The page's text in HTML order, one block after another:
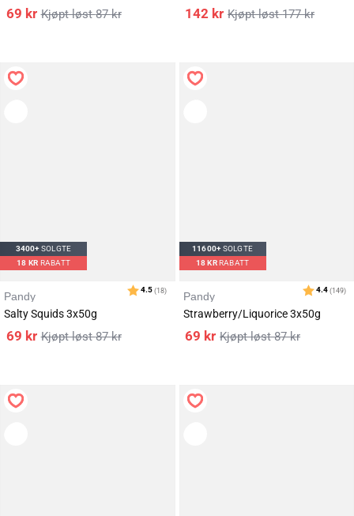
87kr
69 kr 177kr
142 kr
3400+SOLGTE
18 KR RABATT
Pandy
Salty Squids 3x50g
87kr
69 kr
11600+SOLGTE
18KRRABATT
Pandy
Strawberry/Liquorice 3x50g
87kr
69 kr